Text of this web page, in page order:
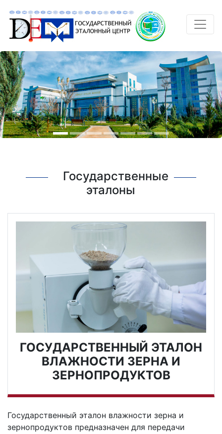
Государственные
эталоны
ГОСУДАРСТВЕННЫЙ ЭТАЛОН
ВЛАЖНОСТИ ЗЕРНА И
ЗЕРНОПРОДУКТОВ
Государственный эталон влажности зерна и
зернопродуктов предназначен для передачи